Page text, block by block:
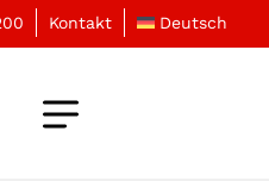
Kontakt Deutsch